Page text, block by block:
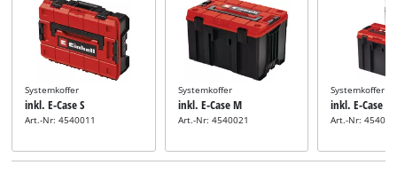
Systemkoffer
inkl. E-Case S
Art.-Nr: 4540011
Systemkoffer
inkl. E-Case M
Art.-Nr: 4540021
Systemkoffer
inkl. E-Case L
Art.-Nr: